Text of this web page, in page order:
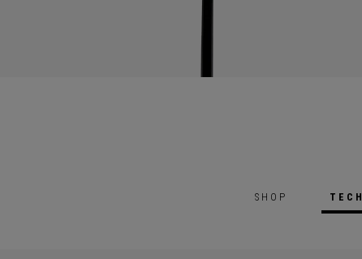
SHOP TECH